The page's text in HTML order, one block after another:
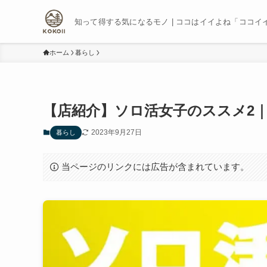
知って得する気になるモノ | ココはイイよね「ココイ
ホーム 暮らし
【店紹介】ソロ活女子のススメ
暮らし 2023年9月27日
当ページのリンクには広告が含まれています。